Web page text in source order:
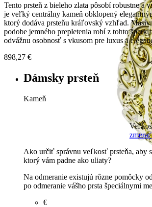
Tento prsteň z bieleho zlata pôsobí robustne a
je veľký centrálny kameň obklopený
ktorý dodáva prsteňu kráľovský vzhľad.
podobe jemného prepletenia robí z tohto
odvážnu osobnosť s vkusom pre luxus a
898,27 €
Dámsky prsteň
Kameň
1150 €
Ako určiť správnu veľkosť prsteňa, aby
ktorý vám padne ako uliaty?
Na odmeranie existujú rôzne pomôcky
po odmeranie vášho prsta špeciálnymi
€